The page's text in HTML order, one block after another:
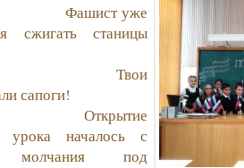
уже
сжигать станицы
сапоги!
началось с
молчания под